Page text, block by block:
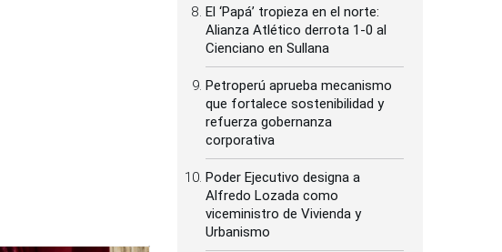
El ‘Papá’ tropieza en el norte:
Alianza Atlético derrota 1-0 al
Cienciano en Sullana
Petroperú aprueba mecanismo
que fortalece sostenibilidad y
refuerza gobernanza
corporativa
Poder Ejecutivo designa a
Alfredo Lozada como
viceministro de Vivienda y
Urbanismo